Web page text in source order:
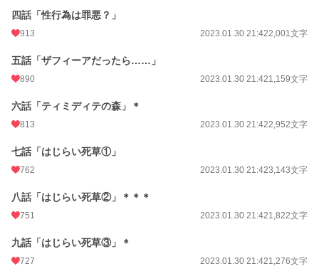
お気に入り
24h.ポイント 191 pt
文字数
更新日時 2025.01.24 15:41
初回公開日時
初回完結日時 2021.11.20 12:34
月間ポイント 8,529 pt (5,191 位)
四話「性行為は罪悪？」
913 2023.01.30 21:422,001文字
五話「ザフィーアだったら……」
890 2023.01.30 21:421,159文字
六話「ティミディテの森」＊
813 2023.01.30 21:422,952文字
七話「はじらい死草①」
762 2023.01.30 21:423,143文字
八話「はじらい死草②」＊＊＊
751 2023.01.30 21:421,822文字
九話「はじらい死草③」＊
727 2023.01.30 21:421,276文字